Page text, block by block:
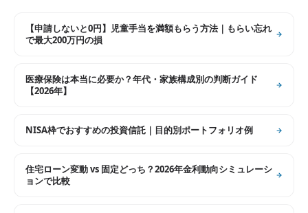
【申請しないと0円】児童手当を満額もらう方法｜もらい忘れ
で最大200万円の損
医療保険は本当に必要か？年代・家族構成別の判断ガイド
【2026年】
NISA枠でおすすめの投資信託｜目的別ポートフォリオ例
住宅ローン変動 vs 固定どっち？2026年金利動向シミュレーシ
ョンで比較